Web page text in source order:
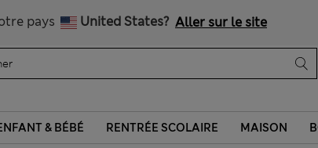
pays United States? Aller sur le site
& BÉBÉ RENTRÉE SCOLAIRE MAISON